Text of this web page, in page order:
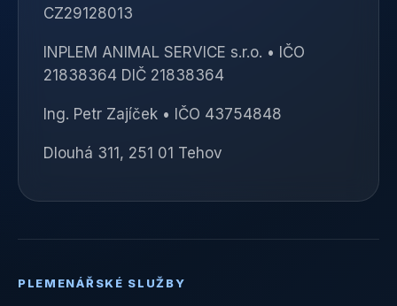
CZ29128013
INPLEM ANIMAL SERVICE s.r.o. • IČO
21838364 DIČ 21838364
Ing. Petr Zajíček • IČO 43754848
Dlouhá 311, 251 01 Tehov
PLEMENÁŘSKÉ SLUŽBY